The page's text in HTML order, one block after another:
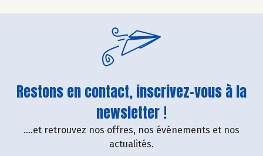
Restons en contact, inscrivez-vous à la
newsletter !
....et retrouvez nos offres, nos événements et nos
actualités.